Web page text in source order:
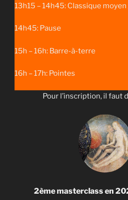
13h15 – 14h45: Classique moyen
14h45: Pause
15h – 16h: Barre-à-terre
16h – 17h: Pointes
Pour l’inscription, il faut
2ème masterclass en